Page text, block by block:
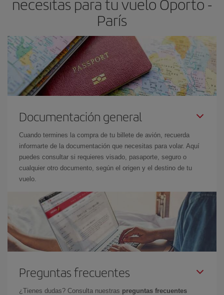
París
Documentación general
Cuando termines la compra de tu billete de avión, recuerda
informarte de la documentación que necesitas para volar. Aquí
puedes consultar si requieres visado, pasaporte, seguro o
cualquier otro documento, según el origen y el destino de tu
vuelo.
Preguntas frecuentes
¿Tienes dudas? Consulta nuestras preguntas frecuentes